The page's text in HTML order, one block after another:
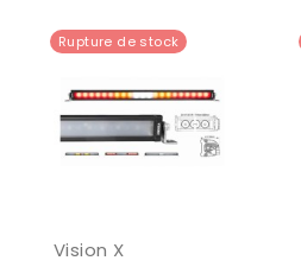
Rupture de stock
Vision X